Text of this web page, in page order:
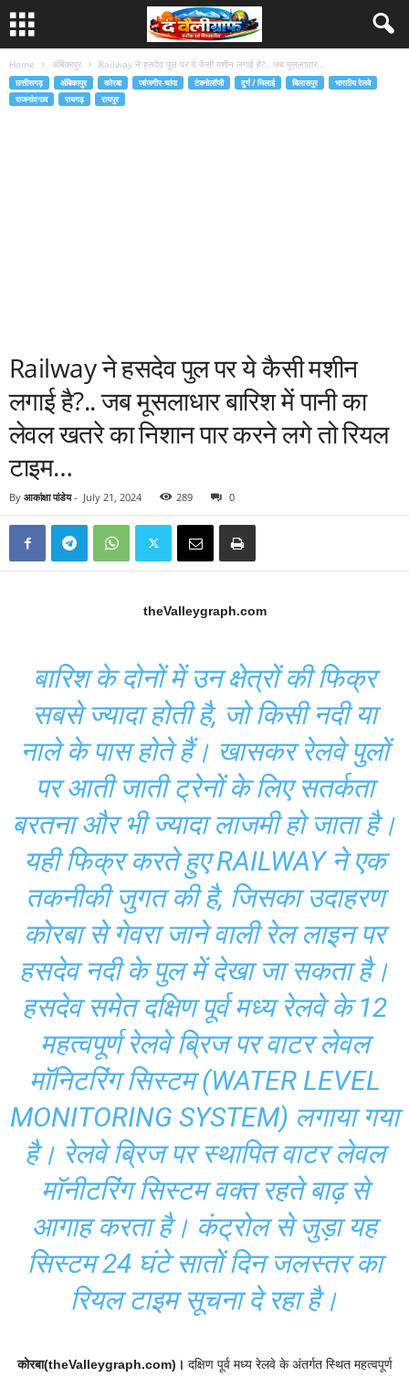
Home अंबिकापुर Railway ने हसदेव पुल पर ये कैसी मशीन लगाई है?.. जब मूसलाधार...
छत्तीसगढ़ अंबिकापुर कोरबा जांजगीर-चांपा टेक्नोलॉजी दुर्ग / भिलाई बिलासपुर
भारतीय रेलवे
राजनांदगाव
रायगढ़ रायपुर
Railway ने हसदेव पुल पर ये कैसी मशीन
लगाई है?.. जब मूसलाधार बारिश में पानी का
लेवल खतरे का निशान पार करने लगे तो रियल
टाइम…
By आकांक्षा पांडेय- July 21, 2024 289 0
theValleygraph.com
बारिश के दोनों में उन क्षेत्रों की फिक्र
सबसे ज्यादा होती है, जो किसी नदी या
नाले के पास होते हैं। खासकर रेलवे पुलों
पर आती जाती ट्रेनों के लिए सतर्कता
बरतना और भी ज्यादा लाजमी हो जाता है।
यही फिक्र करते हुए RAILWAY ने एक
तकनीकी जुगत की है, जिसका उदाहरण
कोरबा से गेवरा जाने वाली रेल लाइन पर
हसदेव नदी के पुल में देखा जा सकता है।
हसदेव समेत दक्षिण पूर्व मध्य रेलवे के 12
महत्वपूर्ण रेलवे ब्रिज पर वाटर लेवल
मॉनिटरिंग सिस्टम (WATER LEVEL
MONITORING SYSTEM) लगाया गया
है। रेलवे ब्रिज पर स्थापित वाटर लेवल
मॉनीटरिंग सिस्टम वक्त रहते बाढ़ से
आगाह करता है। कंट्रोल से जुड़ा यह
सिस्टम 24 घंटे सातों दिन जलस्तर का
रियल टाइम सूचना दे रहा है।
कोरबा(theValleygraph.com)। दक्षिण पूर्व मध्य रेलवे के अंतर्गत स्थित महत्वपूर्ण